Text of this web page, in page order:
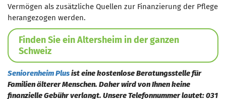
Vermögen als zusätzliche Quellen zur Finanzierung der Pflege
herangezogen werden.
Finden Sie ein Altersheim in der ganzen
Schweiz
Seniorenheim Plusist eine kostenlose Beratungsstelle für
Familien älterer Menschen. Daher wird von Ihnen keine
finanzielle Gebühr verlangt. Unsere Telefonnummer lautet: 031